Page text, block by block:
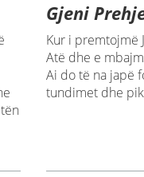
Gjeni
Kur i premtojmë
Atë dhe e
Ai do të na japë
tundimet dhe